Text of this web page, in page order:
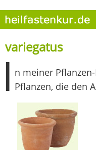
variegatus
I n meiner
Pflanzen, die den